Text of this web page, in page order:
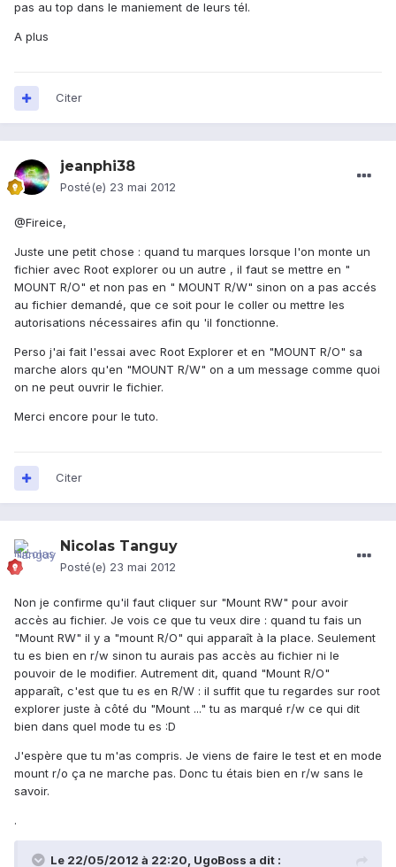
pas au top dans le maniement de leurs tél.
A plus
Citer
jeanphi38
Posté(e) 23 mai 2012
@Fireice,
Juste une petit chose : quand tu marques lorsque l'on monte un
fichier avec Root explorer ou un autre , il faut se mettre en "
MOUNT R/O" et non pas en " MOUNT R/W" sinon on a pas accés
au fichier demandé, que ce soit pour le coller ou mettre les
autorisations nécessaires afin qu 'il fonctionne.
Perso j'ai fait l'essai avec Root Explorer et en "MOUNT R/O" sa
marche alors qu'en "MOUNT R/W" on a um message comme quoi
on ne peut ouvrir le fichier.
Merci encore pour le tuto.
Citer
Nicolas Tanguy
Posté(e) 23 mai 2012
Non je confirme qu'il faut cliquer sur "Mount RW" pour avoir
accès au fichier. Je vois ce que tu veux dire : quand tu fais un
"Mount RW" il y a "mount R/O" qui apparaît à la place. Seulement
tu es bien en r/w sinon tu aurais pas accès au fichier ni le
pouvoir de le modifier. Autrement dit, quand "Mount R/O"
apparaît, c'est que tu es en R/W : il suffit que tu regardes sur root
explorer juste à côté du "Mount ..." tu as marqué r/w ce qui dit
bien dans quel mode tu es :D
J'espère que tu m'as compris. Je viens de faire le test et en mode
mount r/o ça ne marche pas. Donc tu étais bien en r/w sans le
savoir.
.
Le 22/05/2012 à 22:20, UgoBoss a dit :